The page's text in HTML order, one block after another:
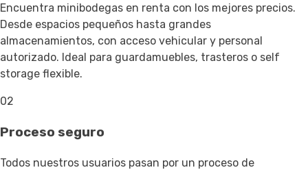
Encuentra minibodegas en renta con los mejores precios.
Desde espacios pequeños hasta grandes
almacenamientos, con acceso vehicular y personal
autorizado. Ideal para guardamuebles, trasteros o self
storage flexible.
02
Proceso seguro
Todos nuestros usuarios pasan por un proceso de